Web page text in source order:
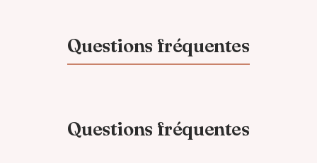
Questions fréquentes